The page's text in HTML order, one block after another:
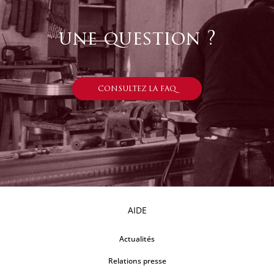
une question ?
CONSULTEZ LA FAQ
AIDE
Actualités
Relations presse